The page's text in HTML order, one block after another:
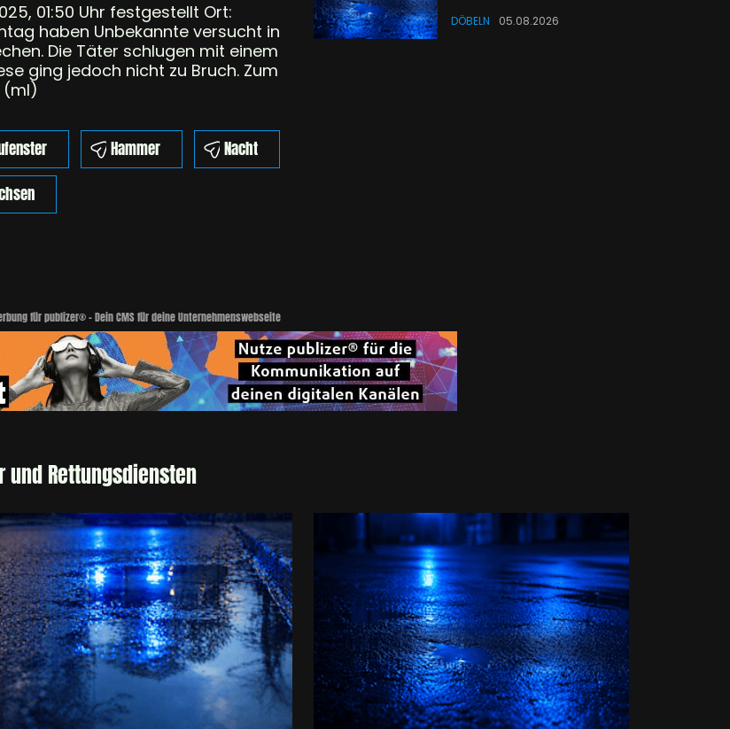
01:50 Uhr festgestellt Ort:
haben Unbekannte versucht in
Die Täter schlugen mit einem
ging jedoch nicht zu Bruch. Zum
(ml)
Hammer
Nacht
DÖBELN 05.08.2026
für publizer® - Dein CMS für deine Unternehmenswebseite
und Rettungsdiensten